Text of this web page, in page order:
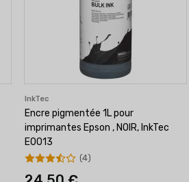
InkTec
Encre pigmentée 1L pour
imprimantes Epson , NOIR, InkTec
E0013
(4)